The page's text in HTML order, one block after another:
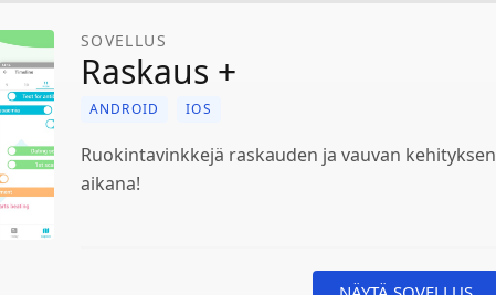
SOVELLUS
Raskaus +
ANDROID IOS
Ruokintavinkkejä raskauden ja vauvan kehityksen
aikana!